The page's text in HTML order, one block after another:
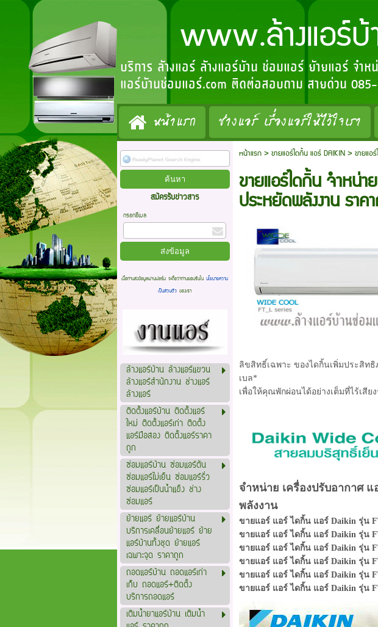
www.ล้างแอร์บ้
บริการ ล้างแอร์ ล้างแอร์บ้าน ซ่อมแอร์ ย้ายแอร์ จำ
แอร์บ้านซ่อมแอร์.com ติดต่อสอบถาม สายด่วน
หน้าแรก ช่างแอร์ เรื่องแอร์ให้ไว้ใจเรา
สมัครรับข่าวสาร
กรอกอีเมล
เมื่อท่านส่งข้อมูลผ่านฟอร์ม จะถือว่าท่านยอมรับในนโยบายความ
เป็นส่วนตัวของเรา
ล้างแอร์บ้าน ล้างแอร์แขวน
ล้างแอร์สำนักงาน ช่างแอร์
ล้างแอร์
ติดตั้งแอร์บ้าน ติดตั้งแอร์
ใหม่ ติดตั้งแอร์เก่า ติดตั้ง
แอร์มือสอง ติดตั้งแอร์ราคา
ถูก
ซ่อมแอร์บ้าน ซ่อมแอร์ตัน
ซ่อมแอร์ไม่เย็น ซ่อมแอร์รั่ว
ซ่อมแอร์เป็นน้ำแข็ง ช่าง
ซ่อมแอร์
ย้ายแอร์ ย้ายแอร์บ้าน
บริการเคลื่อนย้ายแอร์ ย้าย
แอร์บ้านทั้งชุด ย้ายแอร์
เฉพาะจุด ราคาถูก
ถอดแอร์บ้าน ถอดแอร์เก่า
เก็บ ถอดแอร์+ติดตั้ง
บริการถอดแอร์
เติมน้ำยาแอร์บ้าน เติมน้ำ
หน้าแรก>ขายแอร์ไดกิ้น แอร์ DAIKIN>ขายแอ
ขายแอร์ไดกิ้น จำหน่
ประหยัดพลังงาน ราค
ลิขสิทธิ์เฉพาะ ของไดกิ้นเพิ่มประสิทธิ
เบล*
เพื่อให้คุณพักผ่อนได้อย่างเต็มที่ไร้เสีย
จำหน่าย เครื่องปรับอากาศ
พลังงาน
ขายแอร์ แอร์ ไดกิ้น แอร์ Daikin รุ่น
ขายแอร์ แอร์ ไดกิ้น แอร์ Daikin รุ่น
ขายแอร์ แอร์ ไดกิ้น แอร์ Daikin รุ่น
ขายแอร์ แอร์ ไดกิ้น แอร์ Daikin รุ่น
ขายแอร์ แอร์ ไดกิ้น แอร์ Daikin รุ่น
ขายแอร์ แอร์ ไดกิ้น แอร์ Daikin รุ่น